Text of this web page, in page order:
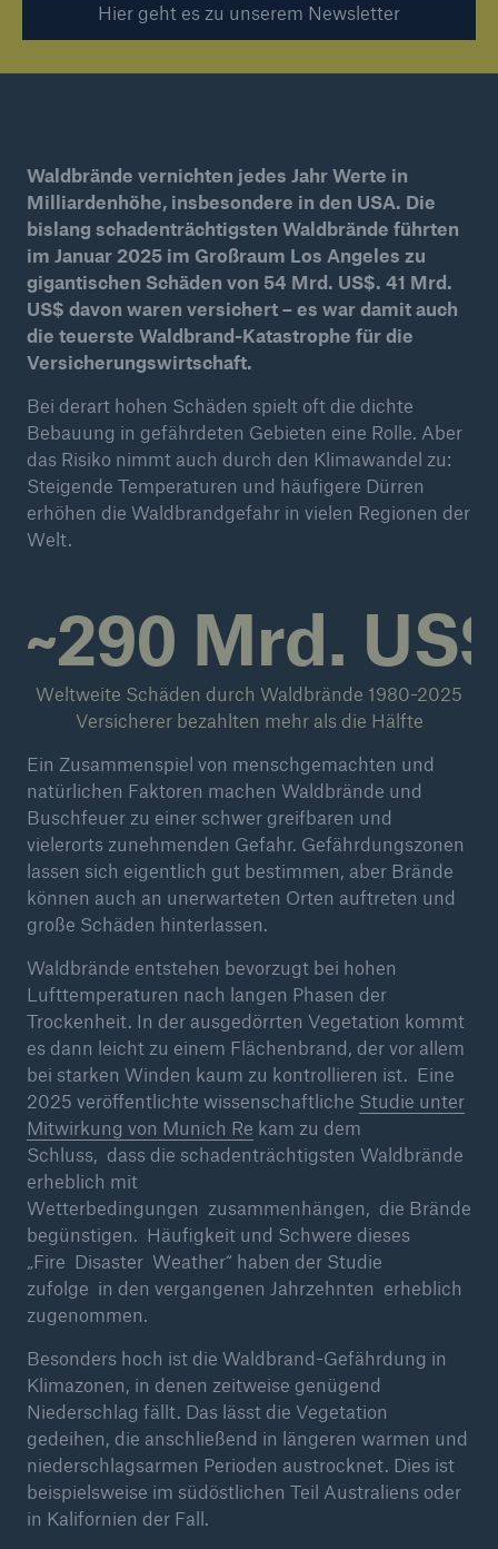
Hier geht es zu unserem Newsletter
Waldbrände vernichten jedes Jahr Werte in
Milliardenhöhe, insbesondere in den USA. Die
bislang schadenträchtigsten Waldbrände führten
im Januar 2025 im Großraum Los Angeles zu
gigantischen Schäden von 54 Mrd. US$. 41 Mrd.
US$ davon waren versichert – es war damit auch
die teuerste Waldbrand-Katastrophe für die
Versicherungswirtschaft.
Bei derart hohen Schäden spielt oft die dichte
Bebauung in gefährdeten Gebieten eine Rolle. Aber
das Risiko nimmt auch durch den Klimawandel zu:
Steigende Temperaturen und häufigere Dürren
erhöhen die Waldbrandgefahr in vielen Regionen der
Welt.
~290 Mrd.
Weltweite Schäden durch Waldbrände 1980-2025
Versicherer bezahlten mehr als die Hälfte
Ein Zusammenspiel von menschgemachten und
natürlichen Faktoren machen Waldbrände und
Buschfeuer zu einer schwer greifbaren und
vielerorts zunehmenden Gefahr. Gefährdungszonen
lassen sich eigentlich gut bestimmen, aber Brände
können auch an unerwarteten Orten auftreten und
große Schäden hinterlassen.
Waldbrände entstehen bevorzugt bei hohen
Lufttemperaturen nach langen Phasen der
Trockenheit. In der ausgedörrten Vegetation kommt
es dann leicht zu einem Flächenbrand, der vor allem
bei starken Winden kaum zu kontrollieren ist. Eine
2025 veröffentlichte wissenschaftliche Studie unter
Mitwirkung von Munich Re kam zu dem
Schluss, dass die schadenträchtigsten Waldbrände
erheblich mit
Wetterbedingungen zusammenhängen, die Brände
begünstigen. Häufigkeit und Schwere dieses
„Fire Disaster Weather“ haben der Studie
zufolge in den vergangenen Jahrzehnten erheblich
zugenommen.
Besonders hoch ist die Waldbrand-Gefährdung in
Klimazonen, in denen zeitweise genügend
Niederschlag fällt. Das lässt die Vegetation
gedeihen, die anschließend in längeren warmen und
niederschlagsarmen Perioden austrocknet. Dies ist
beispielsweise im südöstlichen Teil Australiens oder
in Kalifornien der Fall.
Reinsurance Property/Casualty
Marine Trend Radar 2025
Naturkatastrophen
Versicherungslücke: der Anteil der nicht
versicherten Schäden aus Naturkatastrophen
seit 1980 beträgt
71.8%
Lösungen
Sachdeckung durch einen leistungsfähigen
Rückversicherungspartner
Fakten
CLARA reduziert die Wartezeit bis zur
Leistungsentscheidung in der BU-
Versicherung bis zu